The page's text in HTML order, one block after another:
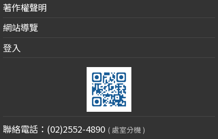
著作權聲明
網站導覽
登入
聯絡電話：(02)2552-4890 ( 處室分機 )